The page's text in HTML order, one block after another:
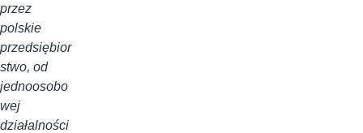
przez
polskie
przedsiębior
stwo, od
jednoosobo
wej
działalności